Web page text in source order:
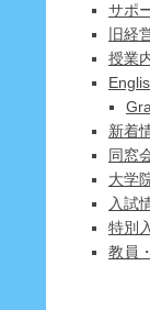
サポ
旧経
授業
新着
同窓
大学
入試
特別
教員